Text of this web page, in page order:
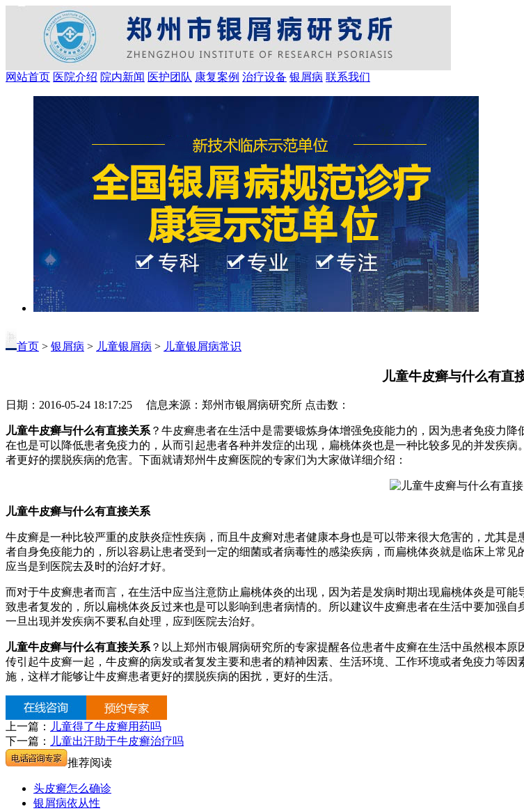
网站首页 医院介绍 院内新闻 医护团队 康复案例 治疗设备 银屑病 联系我们
首页 > 银屑病 > 儿童银屑病 > 儿童银屑病常识
儿童牛皮癣与什么有直
日期：2016-05-24 18:17:25 信息来源：郑州市银屑病研究所 点击数：
儿童牛皮癣与什么有直接关系？牛皮癣患者在生活中是需要锻炼身体增强免疫能力的，因为患者免疫力
在也是可以降低患者免疫力的，从而引起患者各种并发症的出现，扁桃体炎也是一种比较多见的并发疾
者更好的摆脱疾病的危害。下面就请郑州牛皮癣医院的专家们为大家做详细介绍：
儿童牛皮癣与什么有直接关系
牛皮癣是一种比较严重的皮肤炎症性疾病，而且牛皮癣对患者健康本身也是可以带来很大危害的，尤其
者自身免疫能力的，所以容易让患者受到一定的细菌或者病毒性的感染疾病，而扁桃体炎就是临床上常
应当是到医院去及时的治好才好。
而对于牛皮癣患者而言，在生活中应当注意防止扁桃体炎的出现，因为若是发病时期出现扁桃体炎是可
致患者复发的，所以扁桃体炎反过来也是可以影响到患者病情的。所以建议牛皮癣患者在生活中要加强
一旦出现并发疾病不要私自处理，应到医院去治好。
儿童牛皮癣与什么有直接关系？以上郑州市银屑病研究所的专家提醒各位患者牛皮癣在生活中虽然根本
传引起牛皮癣一起，牛皮癣的病发或者复发主要和患者的精神因素、生活环境、工作环境或者免疫力等
施，这样才能够让牛皮癣患者更好的摆脱疾病的困扰，更好的生活。
上一篇： 儿童得了牛皮癣用药吗
下一篇： 儿童出汗助于牛皮癣治疗吗
推荐阅读
头皮癣怎么确诊
银屑病依从性